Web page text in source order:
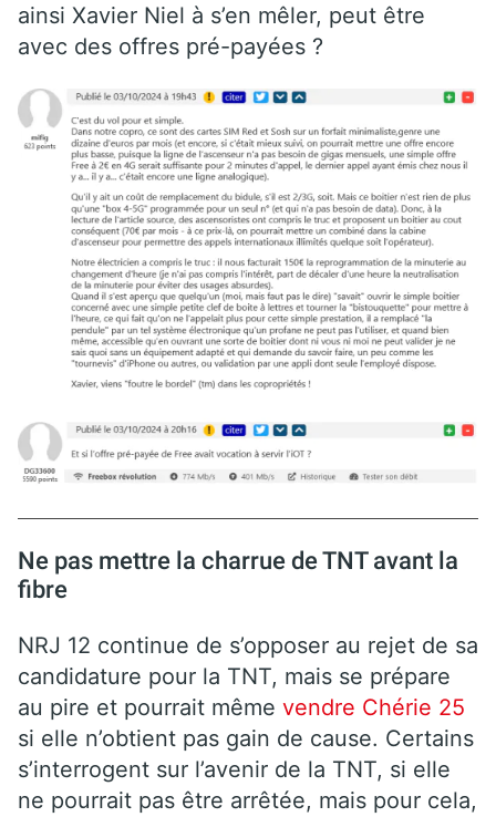
ainsi Xavier Niel à s’en mêler, peut être
avec des offres pré-payées ?
Ne pas mettre la charrue de TNT avant la
fibre
NRJ 12 continue de s’opposer au rejet de sa
candidature pour la TNT, mais se prépare
au pire et pourrait même vendre Chérie 25
si elle n’obtient pas gain de cause. Certains
s’interrogent sur l’avenir de la TNT, si elle
ne pourrait pas être arrêtée, mais pour cela,